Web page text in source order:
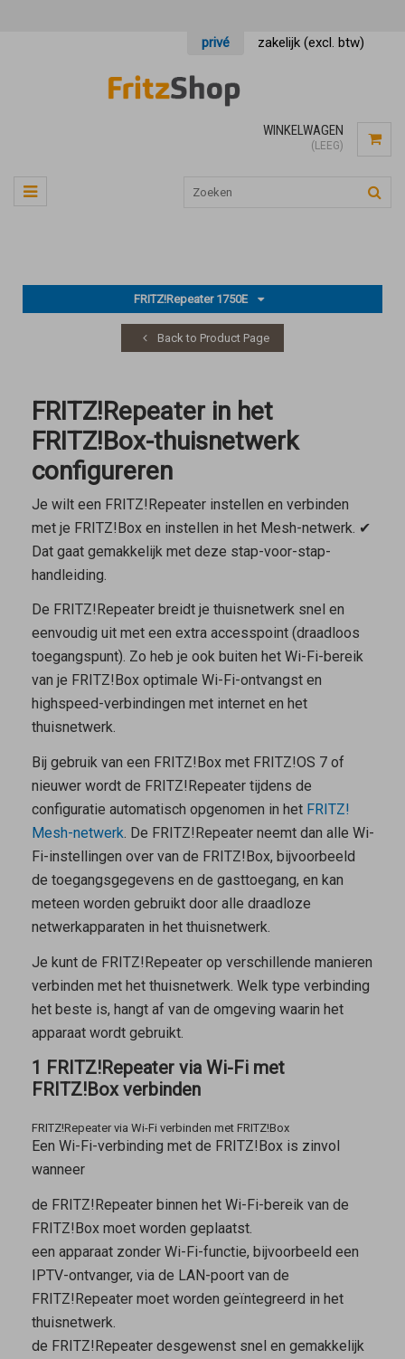
privé zakelijk (excl. btw)
WINKELWAGEN
(LEEG)
FRITZ!Repeater 1750E
Back to Product Page
FRITZ!Repeater in het
FRITZ!Box-thuisnetwerk
configureren
Je wilt een FRITZ!Repeater instellen en verbinden
met je FRITZ!Box en instellen in het Mesh-netwerk. ✔
Dat gaat gemakkelijk met deze stap-voor-stap-
handleiding.
De FRITZ!Repeater breidt je thuisnetwerk snel en
eenvoudig uit met een extra accesspoint (draadloos
toegangspunt). Zo heb je ook buiten het Wi-Fi-bereik
van je FRITZ!Box optimale Wi-Fi-ontvangst en
highspeed-verbindingen met internet en het
thuisnetwerk.
Bij gebruik van een FRITZ!Box met FRITZ!OS 7 of
nieuwer wordt de FRITZ!Repeater tijdens de
configuratie automatisch opgenomen in het FRITZ!
Mesh-netwerk. De FRITZ!Repeater neemt dan alle Wi-
Fi-instellingen over van de FRITZ!Box, bijvoorbeeld
de toegangsgegevens en de gasttoegang, en kan
meteen worden gebruikt door alle draadloze
netwerkapparaten in het thuisnetwerk.
Je kunt de FRITZ!Repeater op verschillende manieren
verbinden met het thuisnetwerk. Welk type verbinding
het beste is, hangt af van de omgeving waarin het
apparaat wordt gebruikt.
1 FRITZ!Repeater via Wi-Fi met
FRITZ!Box verbinden
FRITZ!Repeater via Wi-Fi verbinden met FRITZ!Box
Een Wi-Fi-verbinding met de FRITZ!Box is zinvol
wanneer
de FRITZ!Repeater binnen het Wi-Fi-bereik van de
FRITZ!Box moet worden geplaatst.
een apparaat zonder Wi-Fi-functie, bijvoorbeeld een
IPTV-ontvanger, via de LAN-poort van de
FRITZ!Repeater moet worden geïntegreerd in het
thuisnetwerk.
de FRITZ!Repeater desgewenst snel en gemakkelijk